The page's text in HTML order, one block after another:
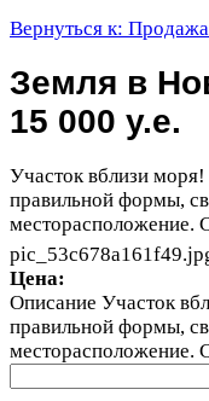
Вернуться к:
Земля в
15 000 у.е.
Участок вблизи
правильной формы,
месторасположение.
Цена:
Описание Участок
правильной формы,
месторасположение.